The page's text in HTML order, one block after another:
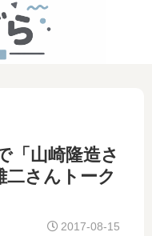
「山崎隆造さ
二さんトーク
2017-08-15